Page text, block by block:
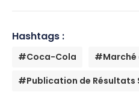
Hashtags :
#Coca-Cola
#Marché
#Publication de Résultats